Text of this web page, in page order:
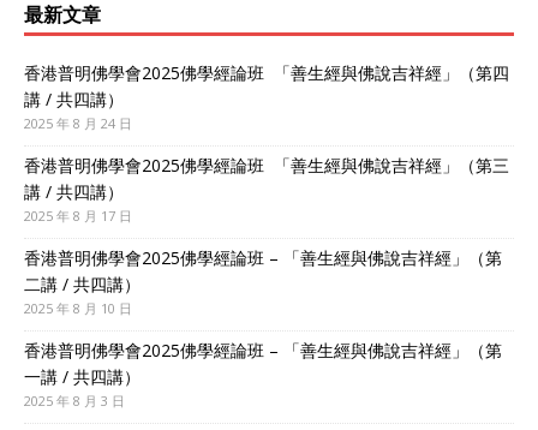
最新文章
香港普明佛學會2025佛學經論班 「善生經與佛說吉祥經」（第四
講 / 共四講）
2025 年 8 月 24 日
香港普明佛學會2025佛學經論班 「善生經與佛說吉祥經」（第三
講 / 共四講）
2025 年 8 月 17 日
香港普明佛學會2025佛學經論班 – 「善生經與佛說吉祥經」（第
二講 / 共四講）
2025 年 8 月 10 日
香港普明佛學會2025佛學經論班 – 「善生經與佛說吉祥經」（第
一講 / 共四講）
2025 年 8 月 3 日